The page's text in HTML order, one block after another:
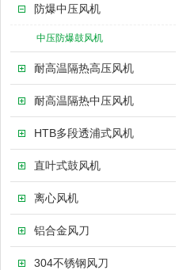
防爆中压风机
中压防爆鼓风机
耐高温隔热高压风机
耐高温隔热中压风机
HTB多段透浦式风机
直叶式鼓风机
离心风机
铝合金风刀
304不锈钢风刀